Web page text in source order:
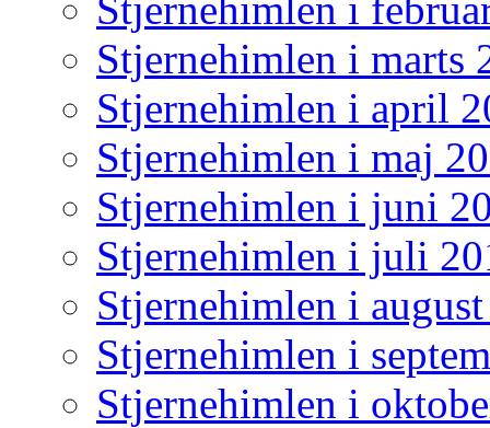
Stjernehimlen i marts
Stjernehimlen i april
Stjernehimlen i maj
Stjernehimlen i juni
Stjernehimlen i juli
Stjernehimlen i
Stjernehimlen i
Stjernehimlen i